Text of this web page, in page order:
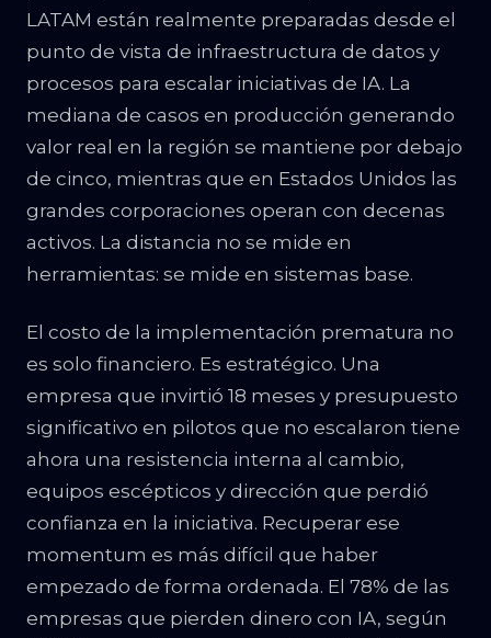
LATAM están realmente preparadas desde el
punto de vista de infraestructura de datos y
procesos para escalar iniciativas de IA. La
mediana de casos en producción generando
valor real en la región se mantiene por debajo
de cinco, mientras que en Estados Unidos las
grandes corporaciones operan con decenas
activos. La distancia no se mide en
herramientas: se mide en sistemas base.
El costo de la implementación prematura no
es solo financiero. Es estratégico. Una
empresa que invirtió 18 meses y presupuesto
significativo en pilotos que no escalaron tiene
ahora una resistencia interna al cambio,
equipos escépticos y dirección que perdió
confianza en la iniciativa. Recuperar ese
momentum es más difícil que haber
empezado de forma ordenada. El 78% de las
empresas que pierden dinero con IA, según